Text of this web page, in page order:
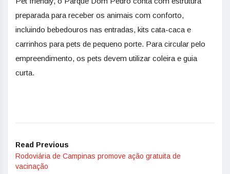
preparada para receber os animais com conforto,
incluindo bebedouros nas entradas, kits cata-caca e
carrinhos para pets de pequeno porte. Para circular pelo
empreendimento, os pets devem utilizar coleira e guia
curta.
Read Previous
Rodoviária de Campinas promove ação gratuita de
vacinação